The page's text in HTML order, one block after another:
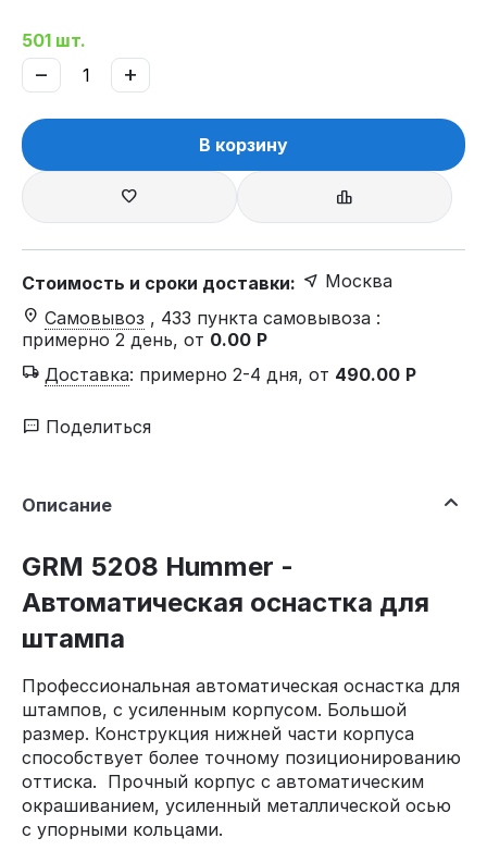
501 шт.
+
−
В корзину
Стоимость и сроки доставки:
Москва
Самовывоз , 433 пункта самовывоза :
примерно 2 день, от 0.00 Р
Доставка: примерно 2-4 дня, от 490.00 Р
Поделиться
Описание
GRM 5208 Hummer -
Автоматическая оснастка для
штампа
Профессиональная автоматическая оснастка для
штампов, с усиленным корпусом. Большой
размер. Конструкция нижней части корпуса
способствует более точному позиционированию
оттиска. Прочный корпус с автоматическим
окрашиванием, усиленный металлической осью
с упорными кольцами.